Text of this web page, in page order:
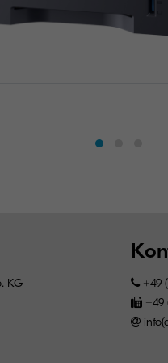
KG
+49
+49